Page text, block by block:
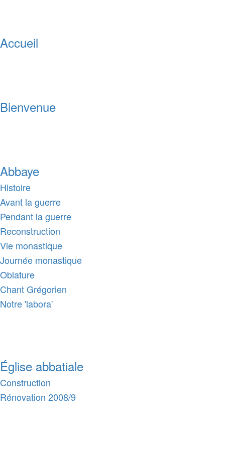
Accueil
Bienvenue
Abbaye
Histoire
Avant la guerre
Pendant la guerre
Reconstruction
Vie monastique
Journée monastique
Oblature
Chant Grégorien
Notre 'labora'
Église abbatiale
Construction
Rénovation 2008/9